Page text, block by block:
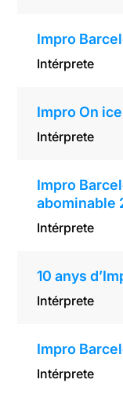
Impro
Intérprete
Impro On ice
Intérprete
Impro
abominable
Intérprete
10 anys
Intérprete
Impro
Intérprete